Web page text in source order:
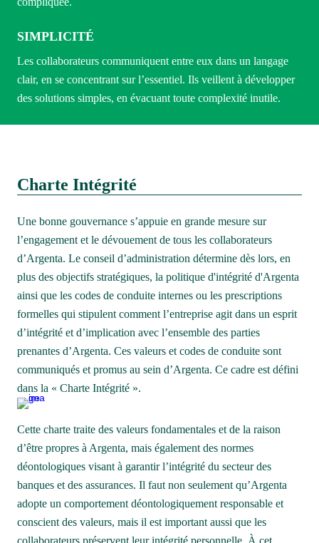
SIMPLICITÉ
Les collaborateurs communiquent entre eux dans un langage
clair, en se concentrant sur l’essentiel. Ils veillent à développer
des solutions simples, en évacuant toute complexité inutile.
Charte Intégrité
Une bonne gouvernance s’appuie en grande mesure sur
l’engagement et le dévouement de tous les collaborateurs
d’Argenta. Le conseil d’administration détermine dès lors, en
plus des objectifs stratégiques, la politique d'intégrité d'Argenta
ainsi que les codes de conduite internes ou les prescriptions
formelles qui stipulent comment l’entreprise agit dans un esprit
d’intégrité et d’implication avec l’ensemble des parties
prenantes d’Argenta. Ces valeurs et codes de conduite sont
communiqués et promus au sein d’Argenta. Ce cadre est défini
dans la « Charte Intégrité ».
Cette charte traite des valeurs fondamentales et de la raison
d’être propres à Argenta, mais également des normes
déontologiques visant à garantir l’intégrité du secteur des
banques et des assurances. Il faut non seulement qu’Argenta
adopte un comportement déontologiquement responsable et
conscient des valeurs, mais il est important aussi que les